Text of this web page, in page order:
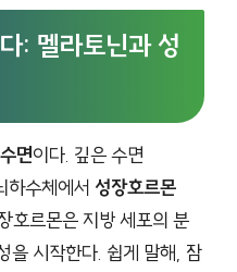
: 멜라토닌과 성
수면이다. 깊은 수면
수체에서 성장호르몬
호르몬은 지방 세포의 분
을 시작한다. 쉽게 말해, 잠